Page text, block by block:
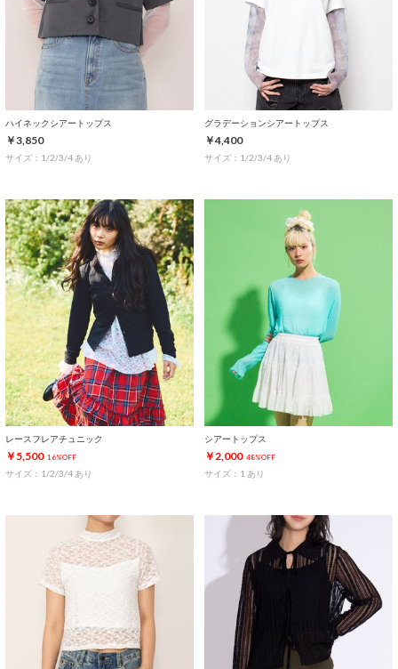
ハイネックシアートップス
￥3,850
サイズ：1/2/3/4 あり
グラデーションシアートップス
￥4,400
サイズ：1/2/3/4 あり
レースフレアチュニック
￥5,500 16%OFF
サイズ：1/2/3/4 あり
シアートップス
￥2,000 48%OFF
サイズ：1 あり